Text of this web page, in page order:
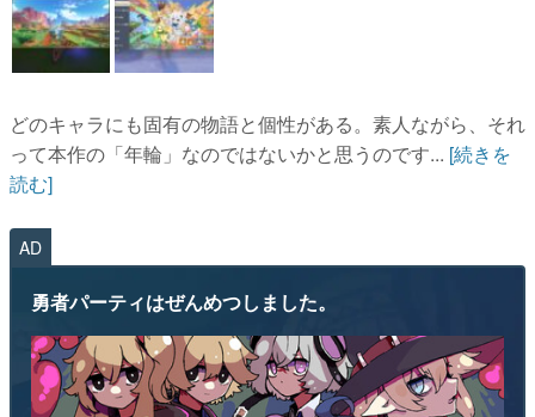
その他
運営：株式会社マレ
どのキャラにも固有の物語と個性がある。素人ながら、それ
って本作の「年輪」なのではないかと思うのです... [続きを
読む]
AD
勇者パーティはぜんめつしました。